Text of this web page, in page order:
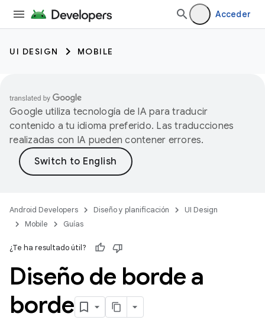
Acceder
UI DESIGN MOBILE
Google utiliza tecnología de IA para traducir
contenido a tu idioma preferido. Las traducciones
realizadas con IA pueden contener errores.
Android Developers Diseño y planificación
UI Design
Mobile
Guías
¿Te ha resultado útil?
Diseño de borde a
borde